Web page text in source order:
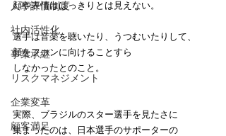
人事評価制度
社内活性化
事業承継
リスクマネジメント
企業変革
顧客満足
顔や表情ははっきりとは見えない。
選手は音楽を聴いたり、うつむいたりして、
顔をファンに向けることすら
しなかったとのこと。
実際、ブラジルのスター選手を見たさに
集まったのは、日本選手のサポーターの